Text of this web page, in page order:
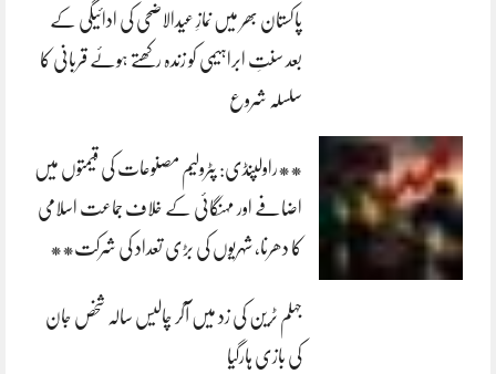
پاکستان بھر میں نمازِ عیدالاضحی کی ادائیگی کے
بعد سنتِ ابراہیمی کو زندہ رکھتے ہوئے قربانی کا
سلسلہ شروع
**راولپنڈی: پٹرولیم مصنوعات کی قیمتوں میں
اضافے اور مہنگائی کے خلاف جماعت اسلامی
کا دھرنا، شہریوں کی بڑی تعداد کی شرکت**
جہلم ٹرین کی زد میں آکر چالیس سالہ شخص جان
کی بازی ہارگیا